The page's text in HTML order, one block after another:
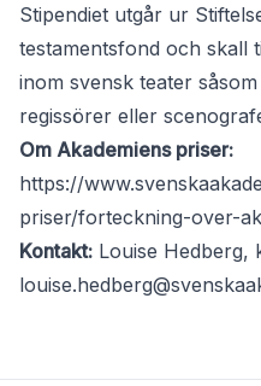
Stipendiet utgår ur
testamentsfond och skall
inom svensk teater
regissörer eller
Om Akademiens priser:
https://
priser/forteckning-over-
Kontakt: Louise Hedberg,